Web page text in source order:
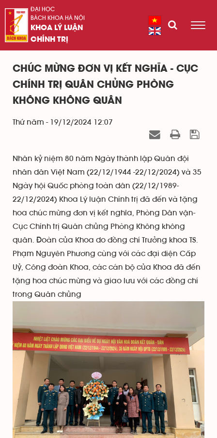
ĐẠI HỌC
BÁCH KHOA HÀ NỘI
KHOA LÝ LUẬN
CHÍNH TRỊ
CHÚC MỪNG ĐƠN VỊ KẾT NGHĨA - CỤC
CHÍNH TRỊ QUÂN CHỦNG PHÒNG
KHÔNG KHÔNG QUÂN
Thứ năm - 19/12/2024 12:07
Nhân kỷ niệm 80 năm Ngày thành lập Quân đội
nhân dân Việt Nam (22/12/1944 -22/12/2024) và 35
Ngày hội Quốc phòng toàn dân (22/12/1989-
22/12/2024) Khoa Lý luận Chính trị đã đến và tặng
hoa chúc mừng đơn vị kết nghĩa, Phòng Dân vận-
Cục Chính trị Quân chủng Phòng Không không
quân. Đoàn của Khoa do đồng chí Trưởng khoa TS.
Phạm Nguyên Phương cùng với các đại diện Cấp
Uỷ, Công đoàn Khoa, các cán bộ của Khoa đã đến
tặng hoa chúc mừng và giao lưu với các đồng chí
trong Quân chủng